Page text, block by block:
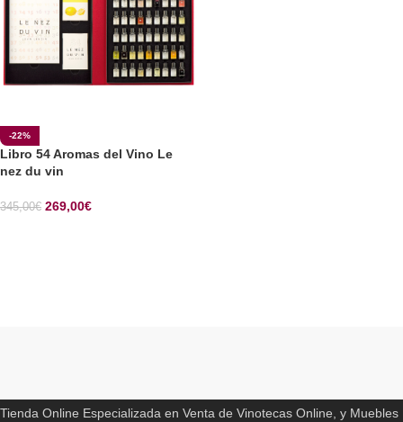
-22%
Libro 54 Aromas del Vino Le
nez du vin
345,00€ 269,00€
Tienda Online Especializada en Venta de Vinotecas Online, y Muebles